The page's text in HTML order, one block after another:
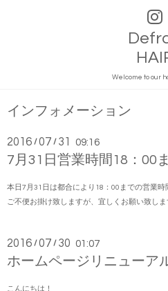
Welcome to our
インフォメーション
2016 /07 / 31 09:16
7月31日営業時間18：00
本日7月31日は都合により18：00までの営業時
ご不便お掛け致しますが、宜しくお願い致しま
2016 /07 / 30 01:07
ホームページリニューア
こんにちは！